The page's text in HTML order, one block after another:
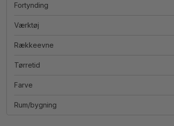
Fortynding
Værktøj
Rækkeevne
Tørretid
Farve
Rum/bygning